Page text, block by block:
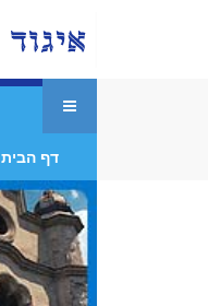
דף הבית